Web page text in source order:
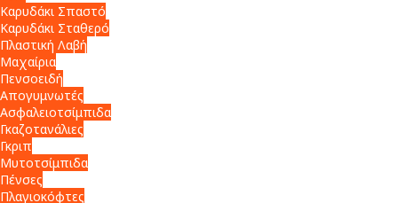
Καρυδάκι Σπαστό
Καρυδάκι Σταθερό
Πλαστική Λαβή
Μαχαίρια
Πενσοειδή
Απογυμνωτές
Ασφαλειοτσίμπιδα
Γκαζοτανάλιες
Γκριπ
Μυτοτσίμπιδα
Πένσες
Πλαγιοκόφτες